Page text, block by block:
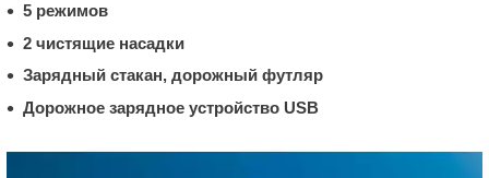
5 режимов
2 чистящие насадки
Зарядный стакан, дорожный футляр
Дорожное зарядное устройство USB